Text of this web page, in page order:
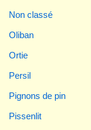
Non classé
Oliban
Ortie
Persil
Pignons de pin
Pissenlit